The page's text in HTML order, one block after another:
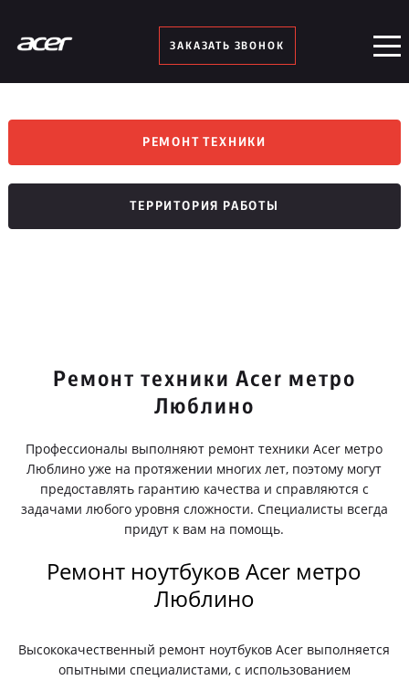
ЗАКАЗАТЬ ЗВОНОК
РЕМОНТ ТЕХНИКИ
ТЕРРИТОРИЯ РАБОТЫ
Ремонт техники Acer метро
Люблино
Профессионалы выполняют ремонт техники Acer метро
Люблино уже на протяжении многих лет, поэтому могут
предоставлять гарантию качества и справляются с
задачами любого уровня сложности. Специалисты всегда
придут к вам на помощь.
Ремонт ноутбуков Acer метро
Люблино
Высококачественный ремонт ноутбуков Acer выполняется
опытными специалистами, с использованием